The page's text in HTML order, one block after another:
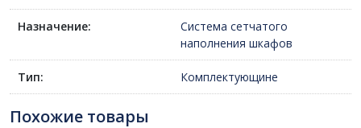
Назначение:
Система сетчатого
наполнения шкафов
Тип: Комплектующине
Похожие товары